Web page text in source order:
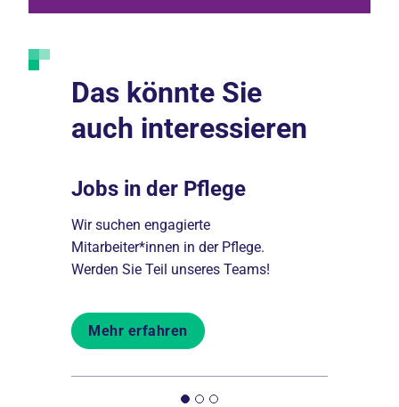
Das könnte Sie
auch interessieren
Jobs in der Pflege
Wir suchen engagierte
Mitarbeiter*innen in der Pflege.
Werden Sie Teil unseres Teams!
Mehr erfahren